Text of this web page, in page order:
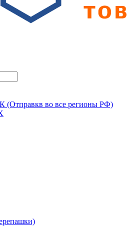
(Отправкв во все регионы РФ)